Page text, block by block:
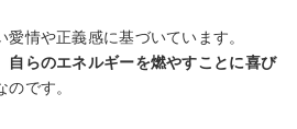
情や正義感に基づいています。
自らのエネルギーを燃やすことに喜び
です。